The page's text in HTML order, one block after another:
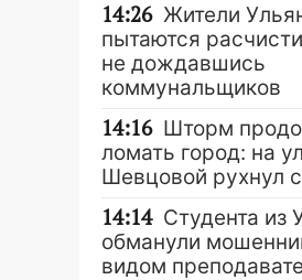
14:26 Жители
пытаются
не дождавшись
коммунальщиков
14:16 Шторм
ломать город: на
Шевцовой рухнул
14:14 Студента из
обманули
видом